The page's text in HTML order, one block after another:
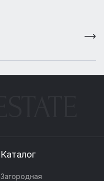
Каталог
Загородная